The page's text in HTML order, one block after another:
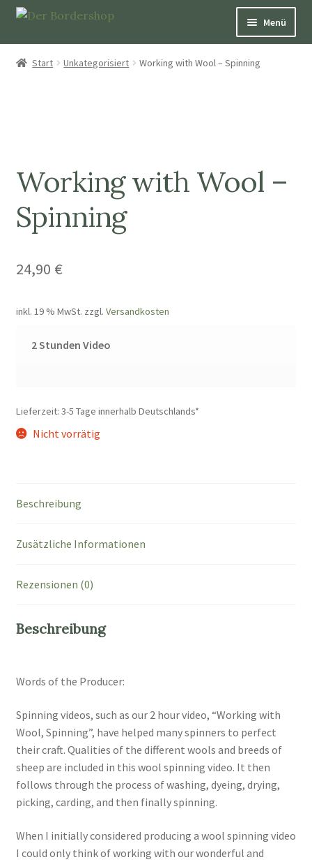
Menü
Pfeifen
Dekoration und Nützliches
Aufkleber & Karten
Start Unkategorisiert Working with Wool – Spinning
Working with Wool –
Spinning
24,90 €
inkl. 19 % MwSt. zzgl. Versandkosten
2 Stunden Video
Lieferzeit: 3-5 Tage innerhalb Deutschlands*
Nicht vorrätig
Beschreibung
Zusätzliche Informationen
Rezensionen (0)
Beschreibung
Words of the Producer:
Spinning videos, such as our 2 hour video, “Working with
Wool, Spinning”, have helped many spinners to perfect
their craft. Qualities of the different wools and breeds of
sheep are included in this wool spinning video. It then
follows through the process of washing, dyeing, drying,
picking, carding, and then finally spinning.
When I initially considered producing a wool spinning video
I could only think of working with our wonderful and